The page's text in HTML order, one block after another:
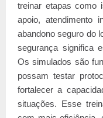
treinar etapas como
apoio, atendimento
abandono seguro do
segurança significa
Os simulados são
possam testar
fortalecer a
situações. Esse